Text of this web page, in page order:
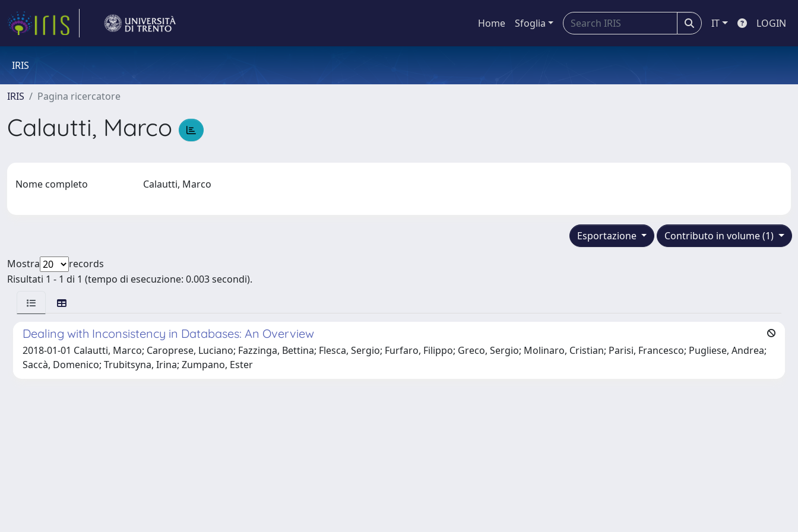
Home Sfoglia IT LOGIN
IRIS
IRIS Pagina ricercatore
Calautti, Marco
Nome completo Calautti, Marco
Contributo in volume (1)
Esportazione
Mostra
records
Risultati 1 - 1 di 1 (tempo di esecuzione: 0.003 secondi).
Dealing with Inconsistency in Databases: An Overview
2018-01-01 Calautti, Marco; Caroprese, Luciano; Fazzinga, Bettina; Flesca, Sergio; Furfaro, Filippo; Greco, Sergio; Molinaro, Cristian; Parisi, Francesco; Pugliese, Andrea;
Saccà, Domenico; Trubitsyna, Irina; Zumpano, Ester